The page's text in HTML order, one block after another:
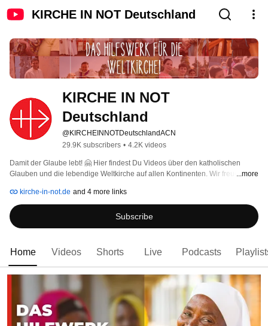
KIRCHE IN NOT Deutschland
KIRCHE IN NOT
Deutschland
@KIRCHEINNOTDeutschlandACN
29.9K subscribers • 4.2K videos
Damit der Glaube lebt! 🤗 Hier findest Du Videos über den katholischen
Glauben und die lebendige Weltkirche auf allen Kontinenten. Wir freuen uns
möchtest: Kanal abonnieren!
...more
kirche-in-not.de and 4 more links
Subscribe
Home Videos Shorts Live Podcasts